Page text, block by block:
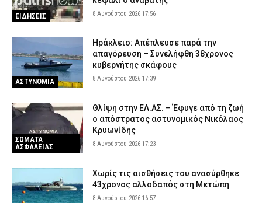
ΕΙΔΗΣΕΙΣ 8 Αυγούστου 2026 17:56
ΑΣΤΥΝΟΜΙΑ
Ηράκλειο: Απέπλευσε παρά την
απαγόρευση – Συνελήφθη 38χρονος
κυβερνήτης σκάφους
8 Αυγούστου 2026 17:39
ΣΩΜΑΤΑ
ΑΣΦΑΛΕΙΑΣ
Θλίψη στην ΕΛ.ΑΣ. – Έφυγε από τη ζωή
ο απόστρατος αστυνομικός Νικόλαος
Κρυωνίδης
8 Αυγούστου 2026 17:23
Χωρίς τις αισθήσεις του ανασύρθηκε
43χρονος αλλοδαπός στη Μετώπη
8 Αυγούστου 2026 16:57